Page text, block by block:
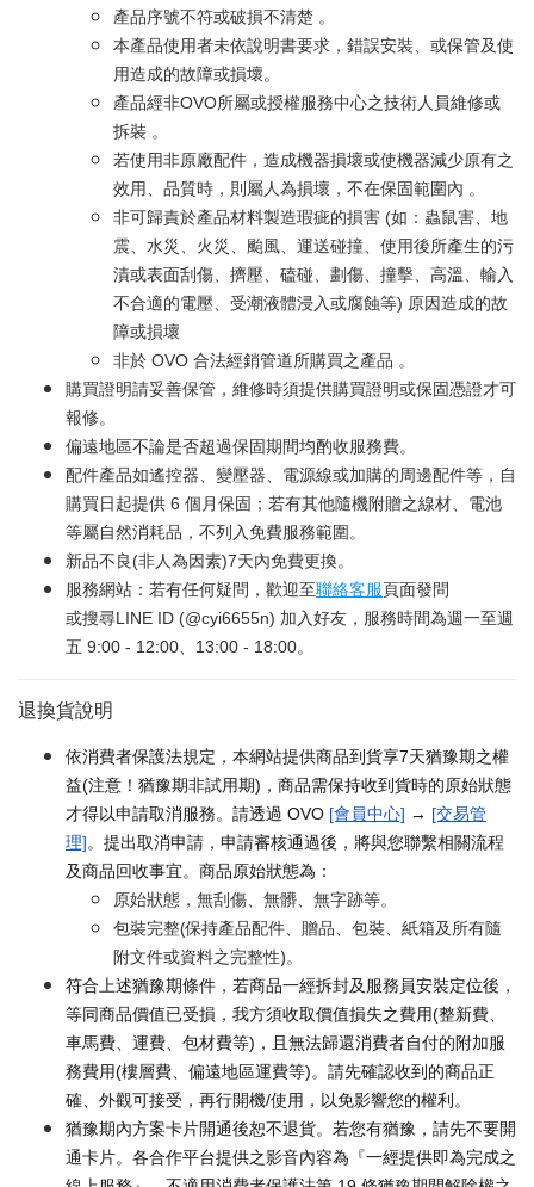
產品序號不符或破損不清楚 。
本產品使用者未依說明書要求，錯誤安裝、或保管及使
用造成的故障或損壞。
產品經非OVO所屬或授權服務中心之技術人員維修或
拆裝 。
若使用非原廠配件，造成機器損壞或使機器減少原有之
效用、品質時，則屬人為損壞，不在保固範圍內 。
非可歸責於產品材料製造瑕疵的損害 (如：蟲鼠害、地
震、水災、火災、颱風、運送碰撞、使用後所產生的污
漬或表面刮傷、擠壓、磕碰、劃傷、撞擊、高溫、輸入
不合適的電壓、受潮液體浸入或腐蝕等) 原因造成的故
障或損壞
非於 OVO 合法經銷管道所購買之產品 。
購買證明請妥善保管，維修時須提供購買證明或保固憑證才可
報修。
偏遠地區不論是否超過保固期間均酌收服務費。
配件產品如遙控器、變壓器、電源線或加購的周邊配件等，自
購買日起提供 6 個月保固；若有其他隨機附贈之線材、電池
等屬自然消耗品，不列入免費服務範圍。
新品不良(非人為因素)7天內免費更換。
服務網站：若有任何疑問，歡迎至聯絡客服頁面發問
或搜尋LINE ID (@cyi6655n) 加入好友，服務時間為週一至週
五 9:00 - 12:00、13:00 - 18:00。
退換貨說明
依消費者保護法規定，本網站提供商品到貨享7天猶豫期之權
益(注意！猶豫期非試用期)，商品需保持收到貨時的原始狀態
才得以申請取消服務。請透過 OVO [會員中心] → [交易管
理]。提出取消申請，申請審核通過後，將與您聯繫相關流程
及商品回收事宜。商品原始狀態為：
原始狀態，無刮傷、無髒、無字跡等。
包裝完整(保持產品配件、贈品、包裝、紙箱及所有隨
附文件或資料之完整性)。
符合上述猶豫期條件，若商品一經拆封及服務員安裝定位後，
等同商品價值已受損，我方須收取價值損失之費用(整新費、
車馬費、運費、包材費等)，且無法歸還消費者自付的附加服
務費用(樓層費、偏遠地區運費等)。請先確認收到的商品正
確、外觀可接受，再行開機/使用，以免影響您的權利。
猶豫期內方案卡片開通後恕不退貨。若您有猶豫，請先不要開
通卡片。各合作平台提供之影音內容為『一經提供即為完成之